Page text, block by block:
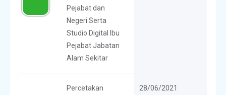
Pejabat dan
Negeri Serta
Studio Digital Ibu
Pejabat Jabatan
Alam Sekitar
Percetakan
28/06/2021